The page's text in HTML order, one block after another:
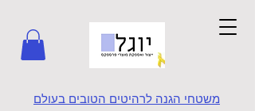
משטחי הגנה לרהיטים הטובים בעולם